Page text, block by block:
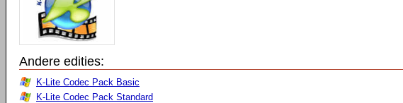
Andere edities:
K-Lite Codec Pack Basic
K-Lite Codec Pack Standard